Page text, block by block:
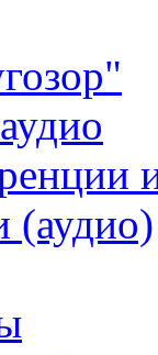
(аудио)